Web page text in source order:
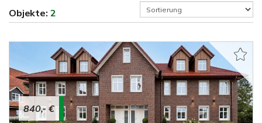
Objekte: 2
840,- €